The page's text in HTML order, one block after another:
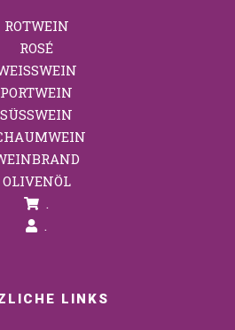
ROTWEIN
ROSÉ
PORTWEIN
SÜSSWEIN
OLIVENÖL
LINKS